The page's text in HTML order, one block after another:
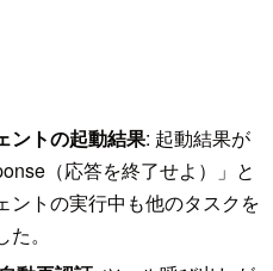
ントの起動結果: 起動結果が
（応答を終了せよ）」と
ントの実行中も他のタスクを
。